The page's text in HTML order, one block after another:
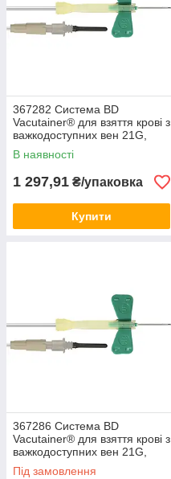
367282 Система BD
Vacutainer® для взяття крові з
важкодоступних вен 21G,
178мм (50шт)
В наявності
1 297,91 ₴/упаковка
Купити
367286 Система BD
Vacutainer® для взяття крові з
важкодоступних вен 21G,
305мм (50шт)
Під замовлення